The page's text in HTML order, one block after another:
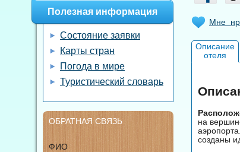
Мне
Описание
отеля
на
созданы
Полезная информация
Состояние заявки
Карты стран
Погода в мире
Туристический словарь
ОБРАТНАЯ СВЯЗЬ
ФИО